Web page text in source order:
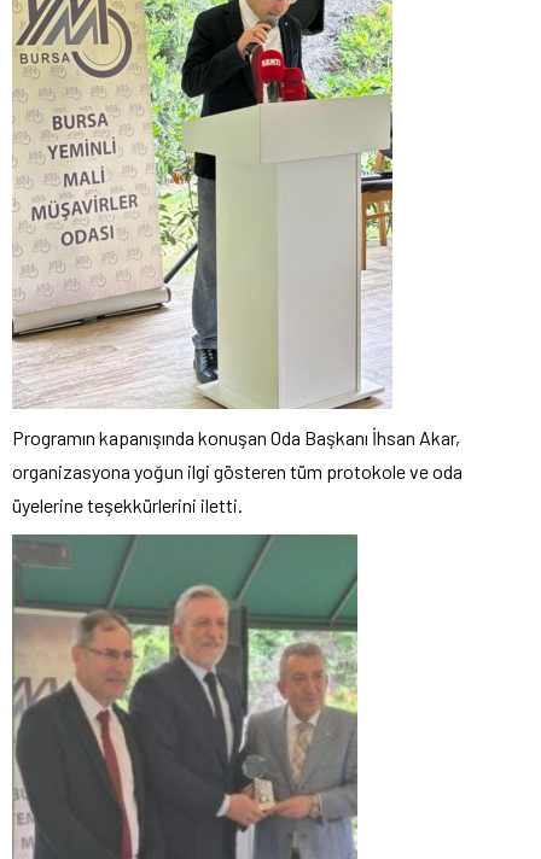
Programın kapanışında konuşan Oda Başkanı İhsan Akar,
organizasyona yoğun ilgi gösteren tüm protokole ve oda
üyelerine teşekkürlerini iletti.